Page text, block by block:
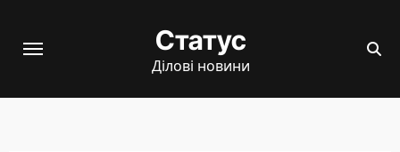
Статус
Ділові новини